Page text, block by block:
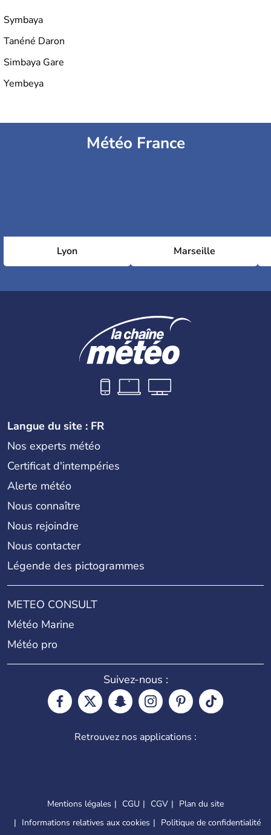
Symbaya
Tanéné Daron
Simbaya Gare
Yembeya
Météo France
Lyon Marseille
Langue du site : FR
Nos experts météo
Certificat d'intempéries
Alerte météo
Nous connaître
Nous rejoindre
Nous contacter
Légende des pictogrammes
METEO CONSULT
Météo Marine
Météo pro
Suivez-nous :
Retrouvez nos applications :
Mentions légales CGU CGV
Plan du site
Informations relatives aux cookies
Politique de confidentialité